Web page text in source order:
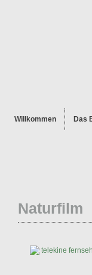
Willkommen Das
Naturfilm
telekine